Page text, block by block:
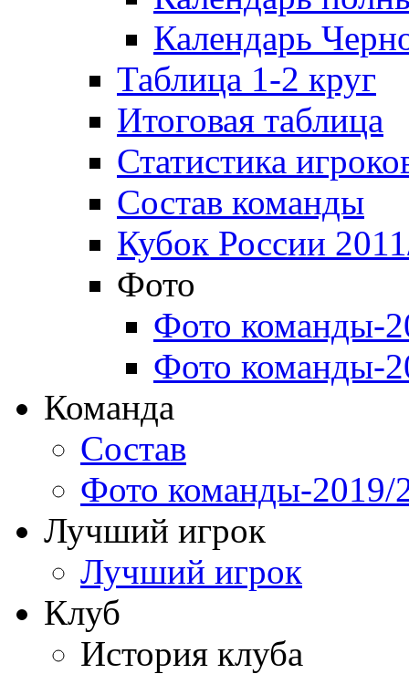
Календарь
Таблица 1-2 круг
Итоговая таблица
Статистика
Состав команды
Кубок России
Фото
Фото команды-
Фото команды-
Команда
Состав
Фото команды-2019/
Лучший игрок
Лучший игрок
Клуб
История клуба